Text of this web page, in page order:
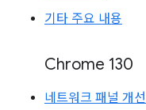
기타 주요 내용
Chrome 130
네트워크 패널 개